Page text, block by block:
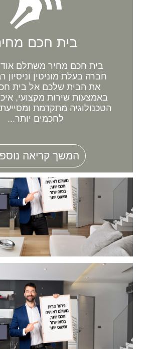
בית חכם
בית חכם מחיר משתלם
חברה בעלת מוניטין וניסיון
את הבית שלכם אל בית
באמצעות שירות מקצועי,
הטכנולוגיה מתקדמת
לחכמים יותר...
המשך קריאה